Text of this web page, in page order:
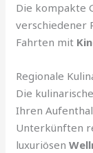
Die kompakte
verschiedener
Fahrten mit
Regionale
Die
Ihren
Unterkünften
luxuriösen